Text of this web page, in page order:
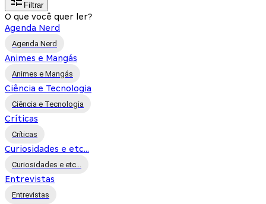
Filtrar
O que você quer ler?
Agenda Nerd
Agenda Nerd
Animes e Mangás
Animes e Mangás
Ciência e Tecnologia
Ciência e Tecnologia
Críticas
Críticas
Curiosidades e etc...
Curiosidades e etc...
Entrevistas
Entrevistas